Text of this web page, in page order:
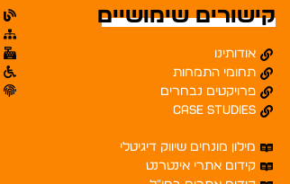
קישורים שימושיים
אודותינו
תחומי התמחות
פרויקטים נבחרים
Case studies
מילון מונחים שיווק דיגיטלי
קידום אתרי אינטרנט